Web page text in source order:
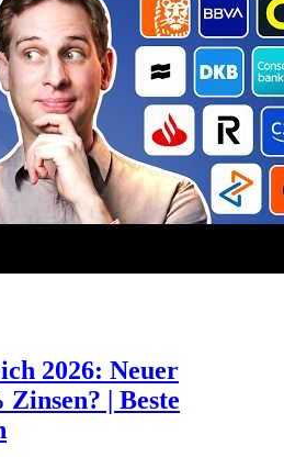
2026: Neuer
| Beste